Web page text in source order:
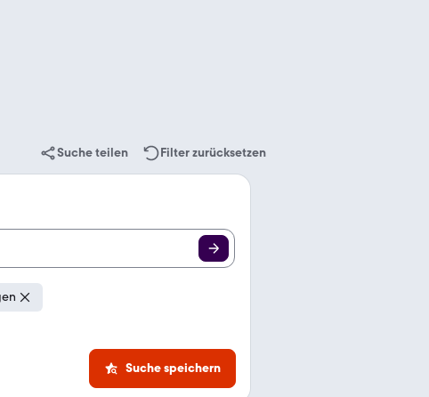
Suche teilen Filter zurücksetzen
Suche speichern